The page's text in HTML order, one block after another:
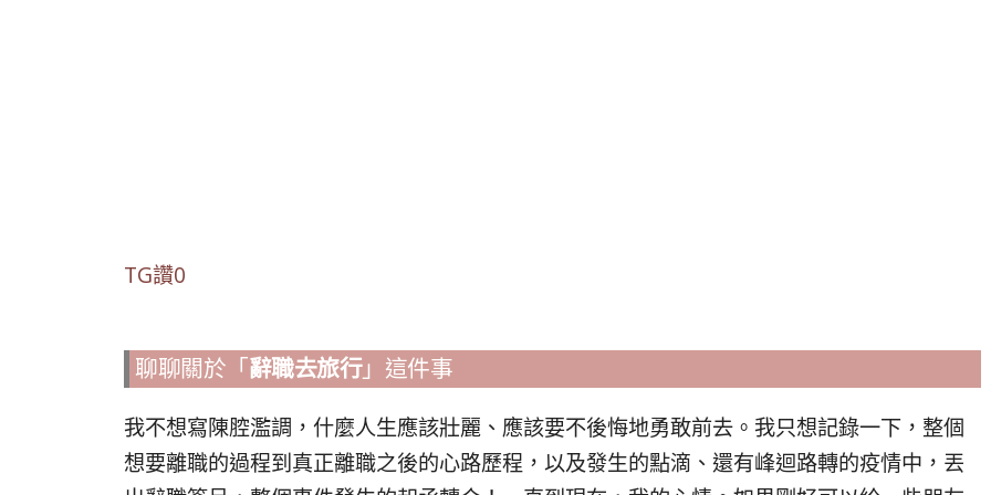
TG讚0
聊聊關於「 辭職去旅行」這件事
我不想寫陳腔濫調，什麼人生應該壯麗、應該要不後悔地勇敢前去。我只想記錄一下，整個
想要離職的過程到真正離職之後的心路歷程，以及發生的點滴、還有峰迴路轉的疫情中，丟